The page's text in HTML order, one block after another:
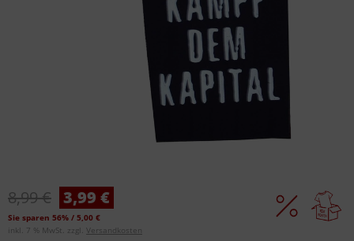
8,99 € 3,99 €
Sie sparen 56% / 5,00 €
inkl. 7 % MwSt. zzgl. Versandkosten